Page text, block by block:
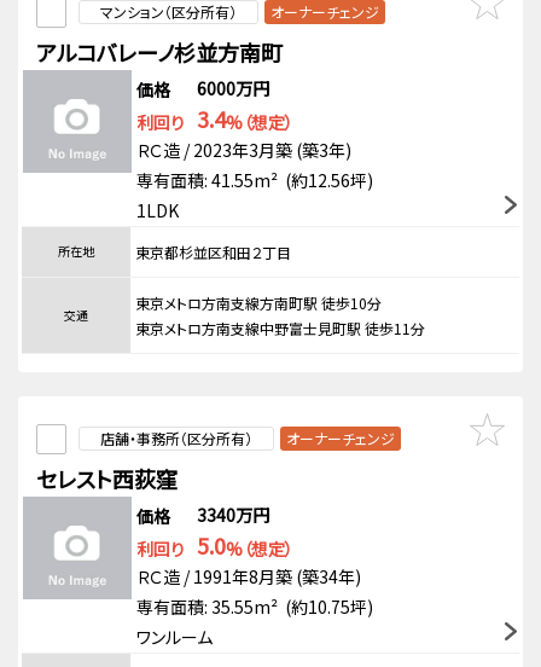
マンション（区分所有） オーナーチェンジ
アルコバレーノ杉並方南町
価格
6000万円
利回り 3.4%（想定）
ＲＣ造 / 2023年3月築 (築3年)
専有面積: 41.55m² (約12.56坪)
1LDK
所在地 東京都杉並区和田２丁目
交通
東京メトロ方南支線方南町駅 徒歩10分
東京メトロ方南支線中野富士見町駅 徒歩11分
店舗・事務所（区分所有） オーナーチェンジ
セレスト西荻窪
価格
3340万円
利回り 5.0%（想定）
ＲＣ造 / 1991年8月築 (築34年)
専有面積: 35.55m² (約10.75坪)
ワンルーム